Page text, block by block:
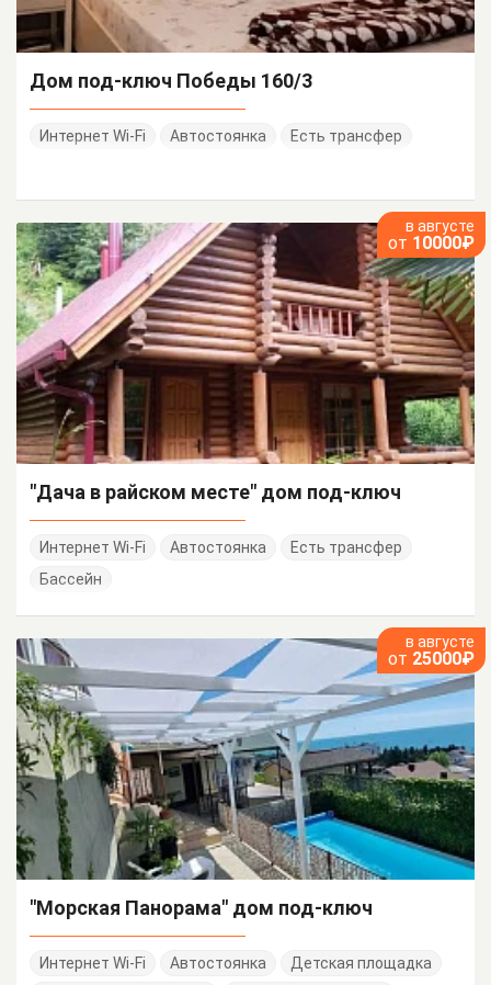
Дом под-ключ Победы 160/3
Интернет Wi-Fi Автостоянка Есть трансфер
в августе
от 10000₽
"Дача в райском месте" дом под-ключ
Интернет Wi-Fi Автостоянка
Есть трансфер
Бассейн
в августе
от 25000₽
"Морская Панорама" дом под-ключ
Интернет Wi-Fi Автостоянка
Детская площадка